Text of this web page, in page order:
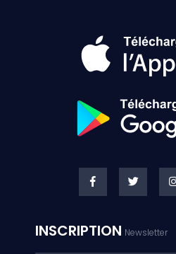
INSCRIPTION Newsletter